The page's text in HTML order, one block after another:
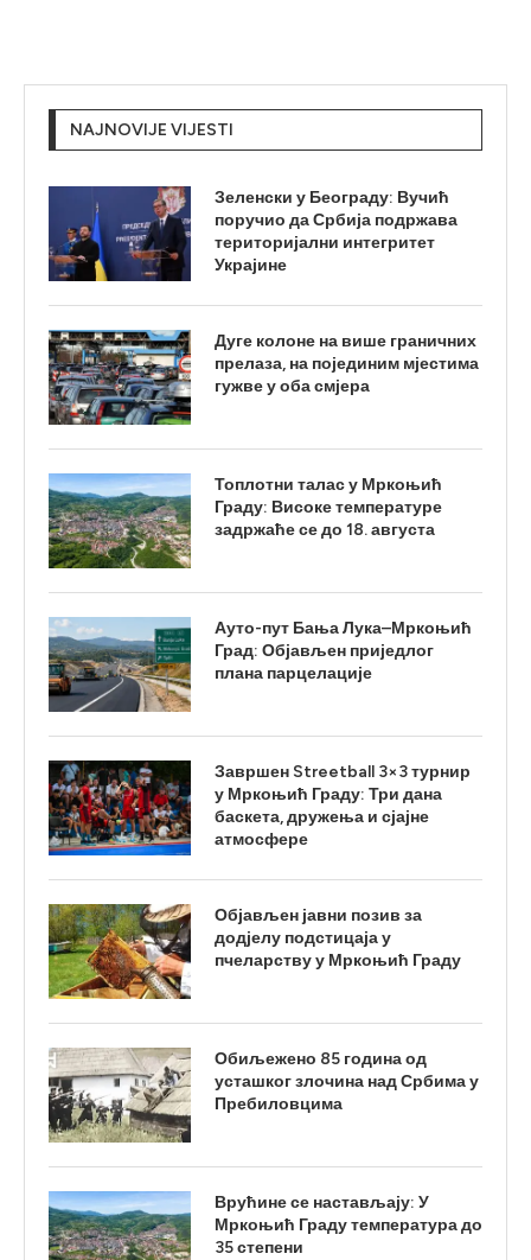
NAJNOVIJE VIJESTI
Зеленски у Београду: Вучић
поручио да Србија подржава
територијални интегритет
Украјине
Дуге колоне на више граничних
прелаза, на појединим мјестима
гужве у оба смјера
Топлотни талас у Мркоњић
Граду: Високе температуре
задржаће се до 18. августа
Ауто-пут Бања Лука–Мркоњић
Град: Објављен приједлог
плана парцелације
Завршен Streetball 3×3 турнир
у Мркоњић Граду: Три дана
баскета, дружења и сјајне
атмосфере
Објављен јавни позив за
додјелу подстицаја у
пчеларству у Мркоњић Граду
Обиљежено 85 година од
усташког злочина над Србима у
Пребиловцима
Врућине се настављају: У
Мркоњић Граду температура до
35 степени